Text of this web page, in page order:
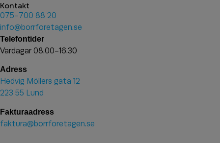
Kontakt
075-700 88 20
info@borrforetagen.se
Telefontider
Vardagar 08.00-16.30
Adress
Hedvig Möllers gata 12
223 55 Lund
Fakturaadress
faktura@borrforetagen.se